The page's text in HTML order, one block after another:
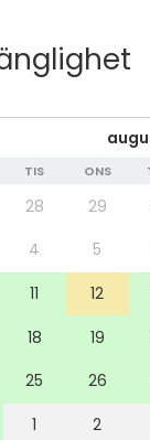
ja
kiinteistöihin
ja
TIS ONS
28 29
4 5
11 12
18 19
25 26
1 2